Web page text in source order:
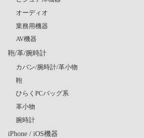
オーディオ
業務用機器
AV機器
鞄/革/腕時計
カバン/腕時計/革小物
鞄
ひらくPCバッグ系
革小物
腕時計
iPhone / iOS機器